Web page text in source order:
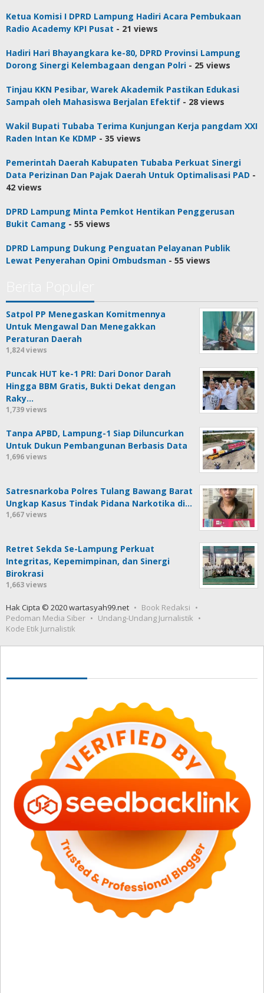
Ketua Komisi I DPRD Lampung Hadiri Acara Pembukaan
Radio Academy KPI Pusat - 21 views
Hadiri Hari Bhayangkara ke-80, DPRD Provinsi Lampung
Dorong Sinergi Kelembagaan dengan Polri - 25 views
Tinjau KKN Pesibar, Warek Akademik Pastikan Edukasi
Sampah oleh Mahasiswa Berjalan Efektif - 28 views
Wakil Bupati Tubaba Terima Kunjungan Kerja pangdam XXI
Raden Intan Ke KDMP - 35 views
Pemerintah Daerah Kabupaten Tubaba Perkuat Sinergi
Data Perizinan Dan Pajak Daerah Untuk Optimalisasi PAD -
42 views
DPRD Lampung Minta Pemkot Hentikan Penggerusan
Bukit Camang - 55 views
DPRD Lampung Dukung Penguatan Pelayanan Publik
Lewat Penyerahan Opini Ombudsman - 55 views
Satpol PP Menegaskan Komitmennya
Untuk Mengawal Dan Menegakkan
Peraturan Daerah
1,824 views
Puncak HUT ke-1 PRI: Dari Donor Darah
Hingga BBM Gratis, Bukti Dekat dengan
Raky…
1,739 views
Tanpa APBD, Lampung-1 Siap Diluncurkan
Untuk Dukun Pembangunan Berbasis Data
1,696 views
Satresnarkoba Polres Tulang Bawang Barat
Ungkap Kasus Tindak Pidana Narkotika di…
1,667 views
Retret Sekda Se-Lampung Perkuat
Integritas, Kepemimpinan, dan Sinergi
Birokrasi
1,663 views
Hak Cipta © 2020 wartasyah99.net
Book Redaksi
Pedoman Media Siber
Undang-Undang Jurnalistik
Kode Etik Jurnalistik